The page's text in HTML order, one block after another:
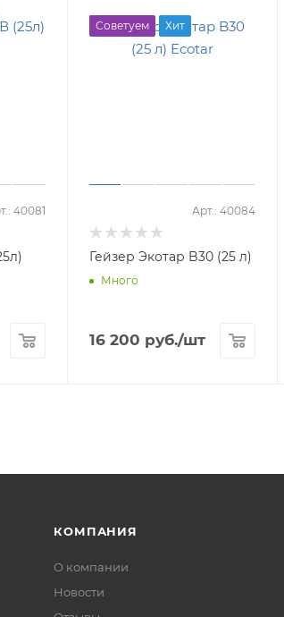
40081
Советуем Хит
Арт.: 40084
Гейзер Экотар B30 (25 л)
Много
16 200 руб./шт
КОМПАНИЯ
О компании
Новости